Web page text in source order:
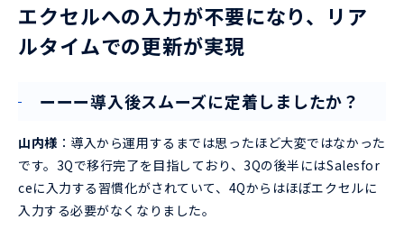
エクセルへの入力が不要になり、リア
ルタイムでの更新が実現
ーーー導入後スムーズに定着しましたか？
山内様 ：導入から運用するまでは思ったほど大変ではなかった
です。3Qで移行完了を目指しており、3Qの後半にはSalesfor
ceに入力する習慣化がされていて、4Qからはほぼエクセルに
入力する必要がなくなりました。